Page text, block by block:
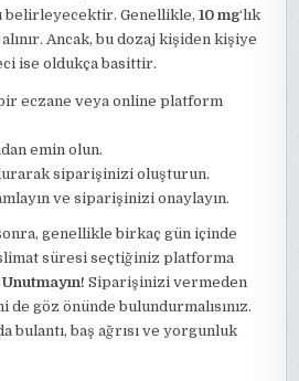
belirleyecektir. Genellikle,10 mg‘lık
Ancak, bu dozaj kişiden kişiye
ise oldukça basittir.
eczane veya online platform
emin olun.
siparişinizi oluşturun.
ve siparişinizi onaylayın.
genellikle birkaç gün içinde
süresi seçtiğiniz platforma
Unutmayın! Siparişinizi vermeden
de göz önünde bulundurmalısınız.
bulantı, baş ağrısı ve yorgunluk